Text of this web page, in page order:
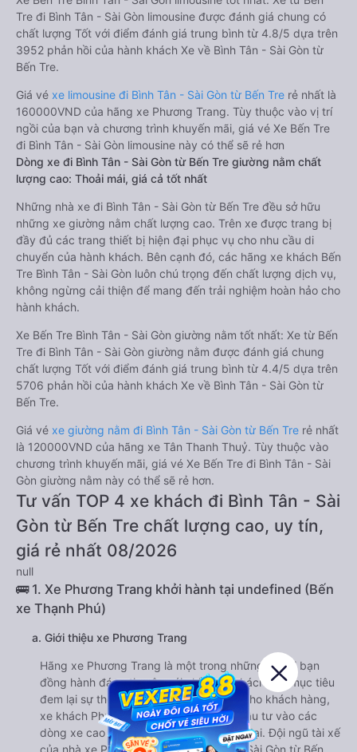
Tre đi Bình Tân - Sài Gòn limousine được đánh giá chung có
chất lượng Tốt với điểm đánh giá trung bình từ 4.8/5 dựa trên
3952 phản hồi của hành khách Xe về Bình Tân - Sài Gòn từ
Bến Tre.
Giá vé xe limousine đi Bình Tân - Sài Gòn từ Bến Tre rẻ nhất là
160000VND của hãng xe Phương Trang. Tùy thuộc vào vị trí
ngồi của bạn và chương trình khuyến mãi, giá vé Xe Bến Tre
đi Bình Tân - Sài Gòn limousine này có thể sẽ rẻ hơn
Dòng xe đi Bình Tân - Sài Gòn từ Bến Tre giường nằm chất
lượng cao: Thoải mái, giá cả tốt nhất
Những nhà xe đi Bình Tân - Sài Gòn từ Bến Tre đều sở hữu
những xe giường nằm chất lượng cao. Trên xe được trang bị
đầy đủ các trang thiết bị hiện đại phục vụ cho nhu cầu di
chuyển của hành khách. Bên cạnh đó, các hãng xe khách Bến
Tre Bình Tân - Sài Gòn luôn chú trọng đến chất lượng dịch vụ,
không ngừng cải thiện để mang đến trải nghiệm hoàn hảo cho
hành khách.
Xe Bến Tre Bình Tân - Sài Gòn giường nằm tốt nhất: Xe từ Bến
Tre đi Bình Tân - Sài Gòn giường nằm được đánh giá chung
chất lượng Tốt với điểm đánh giá trung bình từ 4.4/5 dựa trên
5706 phản hồi của hành khách Xe về Bình Tân - Sài Gòn từ
Bến Tre.
Giá vé xe giường nằm đi Bình Tân - Sài Gòn từ Bến Tre rẻ nhất
là 120000VND của hãng xe Tân Thanh Thuỷ. Tùy thuộc vào
chương trình khuyến mãi, giá vé Xe Bến Tre đi Bình Tân - Sài
Gòn giường nằm này có thể sẽ rẻ hơn.
Tư vấn TOP 4 xe khách đi Bình Tân - Sài
Gòn từ Bến Tre chất lượng cao, uy tín,
giá rẻ nhất 08/2026
null
🚌 1. Xe Phương Trang khởi hành tại undefined (Bến
xe Thạnh Phú)
a. Giới thiệu xe Phương Trang
Hãng xe Phương Trang là một trong những người bạn
đồng hành đáng tin cậy với nhiều du khách. Với mục tiêu
đem lại sự thoải mái và tiện nghi tối đa cho khách hàng,
xe khách Phương Trang đã chú trọng đầu tư vào các
dòng xe cao cấp với nhiều tiện ích hiện đại. Đội ngũ tài xế
của nhà xe Phương Trang đi Bình Tân - Sài Gòn từ Bến